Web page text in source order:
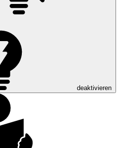
deaktivieren